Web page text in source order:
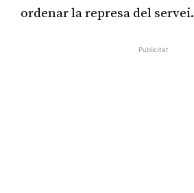
ordenar la represa del servei.
Publicitat